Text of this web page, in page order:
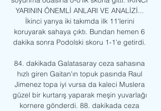
YARININ ÖNEMLİ ANLARI VE ANALİZİ...
İkinci yarıya iki takımda ilk 11'lerini
koruyarak sahaya çıktı. Bundan hemen 6
dakika sonra Podolski skoru 1-1'e getirdi.
84. dakikada Galatasaray ceza sahasına
hızlı giren Gaitan'ın topuk pasında Raul
Jimenez topa iyi vursa da kaleci Muslera
güzel bir kurtarış yaparak meşin yuvarlağı
kornere gönderdi. 88. dakikada ceza